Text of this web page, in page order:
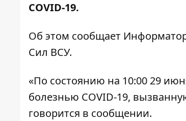
COVID-19.
Об этом сообщает
Сил ВСУ.
«По состоянию на 10:00 29
болезнью COVID-19,
говорится в сообщении.